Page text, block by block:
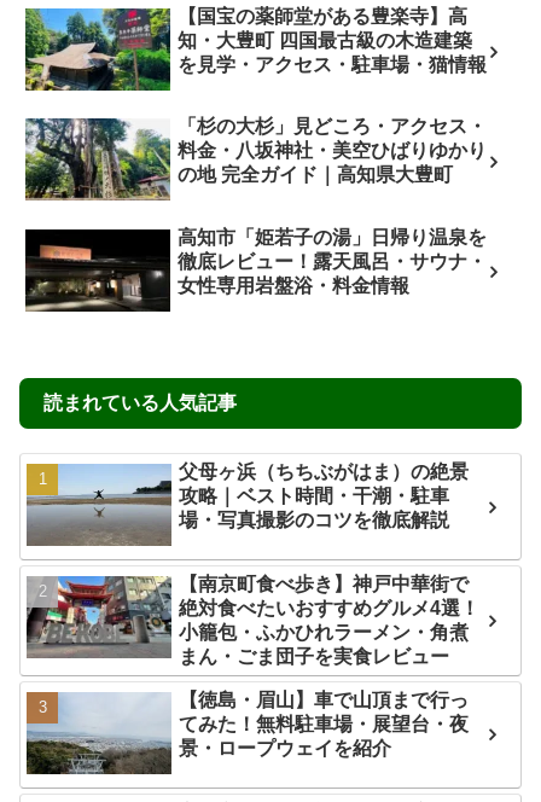
1 2 4 次
最新記事
クセス・滞在時間まとめ
ウナが最高すぎた！家族風呂や車中
泊・宇和島グルメ情報も徹底レビュ
ー
【国宝の薬師堂がある豊楽寺】高
知・大豊町 四国最古級の木造建築
を見学・アクセス・駐車場・猫情報
「杉の大杉」見どころ・アクセス・
料金・八坂神社・美空ひばりゆかり
の地 完全ガイド｜高知県大豊町